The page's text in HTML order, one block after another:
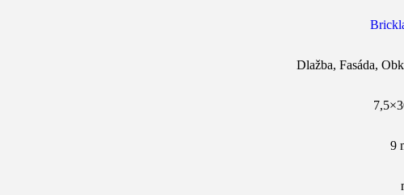
Dlažba, Fasáda,
9